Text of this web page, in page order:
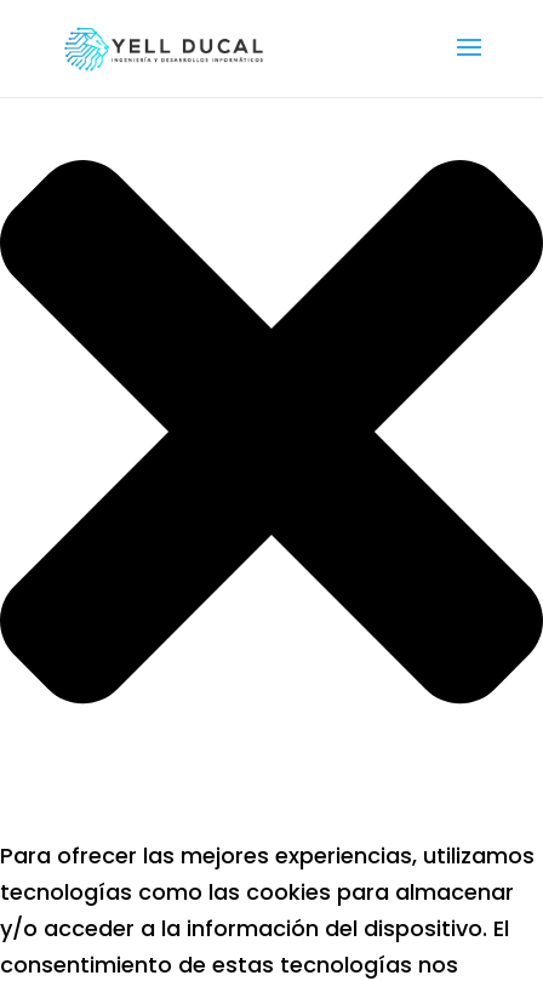
Para ofrecer las mejores experiencias, utilizamos
tecnologías como las cookies para almacenar
y/o acceder a la información del dispositivo. El
consentimiento de estas tecnologías nos